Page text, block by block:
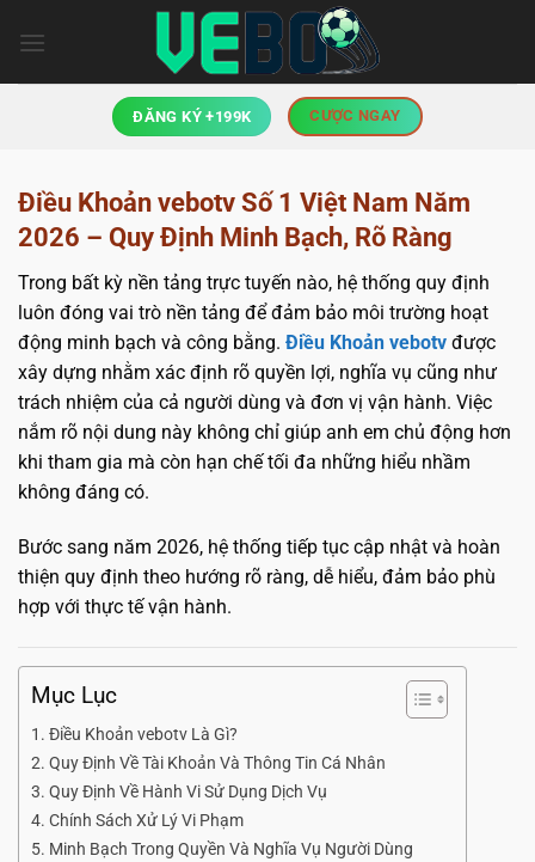
qua
ĐĂNG KÝ +199K CƯỢC NGAY
Điều Khoản vebotv Số 1 Việt Nam Năm
2026 – Quy Định Minh Bạch, Rõ Ràng
Trong bất kỳ nền tảng trực tuyến nào, hệ thống quy định
luôn đóng vai trò nền tảng để đảm bảo môi trường hoạt
động minh bạch và công bằng. Điều Khoản vebotv được
xây dựng nhằm xác định rõ quyền lợi, nghĩa vụ cũng như
trách nhiệm của cả người dùng và đơn vị vận hành. Việc
nắm rõ nội dung này không chỉ giúp anh em chủ động hơn
khi tham gia mà còn hạn chế tối đa những hiểu nhầm
không đáng có.
Bước sang năm 2026, hệ thống tiếp tục cập nhật và hoàn
thiện quy định theo hướng rõ ràng, dễ hiểu, đảm bảo phù
hợp với thực tế vận hành.
Mục Lục
Điều Khoản vebotv Là Gì?
Quy Định Về Tài Khoản Và Thông Tin Cá Nhân
Quy Định Về Hành Vi Sử Dụng Dịch Vụ
Chính Sách Xử Lý Vi Phạm
Minh Bạch Trong Quyền Và Nghĩa Vụ Người Dùng